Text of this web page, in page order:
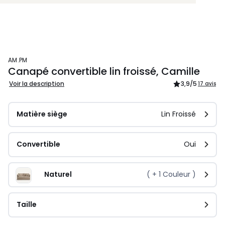
AM.PM
Canapé convertible lin froissé, Camille
Voir la description 3,9/5 17 avis
Matière siège Lin Froissé
Convertible Oui
Naturel ( + 1 Couleur )
Taille